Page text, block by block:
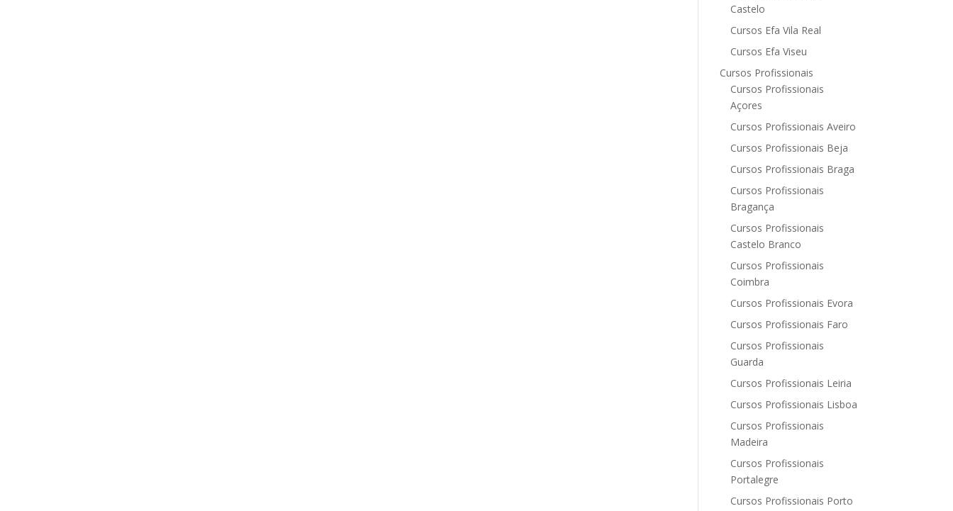
Castelo
Cursos Efa Vila Real
Cursos Efa Viseu
Cursos Profissionais
Cursos Profissionais
Açores
Cursos Profissionais Aveiro
Cursos Profissionais Beja
Cursos Profissionais Braga
Cursos Profissionais
Bragança
Cursos Profissionais
Castelo Branco
Cursos Profissionais
Coimbra
Cursos Profissionais Evora
Cursos Profissionais Faro
Cursos Profissionais
Guarda
Cursos Profissionais Leiria
Cursos Profissionais Lisboa
Cursos Profissionais
Madeira
Cursos Profissionais
Portalegre
Cursos Profissionais Porto